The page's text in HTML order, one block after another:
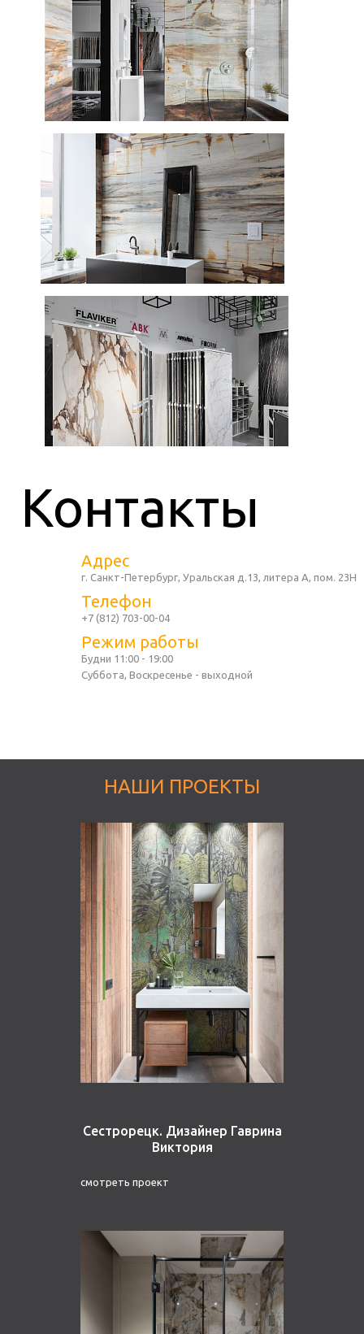
Контакты
Адрес
г. Санкт-Петербург, Уральская д.13, литера А, пом. 23Н
Телефон
+7 (812) 703-00-04
Режим работы
Будни 11:00 - 19:00
Суббота, Воскресенье - выходной
НАШИ ПРОЕКТЫ
Сестрорецк. Дизайнер Гаврина
Виктория
смотреть проект